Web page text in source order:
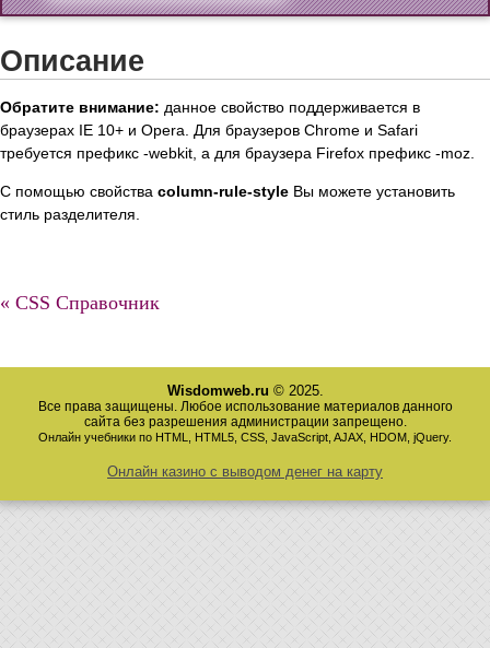
Описание
Обратите внимание: данное свойство поддерживается в
браузерах IE 10+ и Opera. Для браузеров Chrome и Safari
требуется префикс -webkit, а для браузера Firefox префикс -moz.
С помощью свойства column-rule-style Вы можете установить
стиль разделителя.
« CSS Справочник
Wisdomweb.ru © 2025.
Все права защищены. Любое использование материалов данного
сайта без разрешения администрации запрещено.
Онлайн учебники по HTML, HTML5, CSS, JavaScript, AJAX, HDOM, jQuery.
Онлайн казино с выводом денег на карту